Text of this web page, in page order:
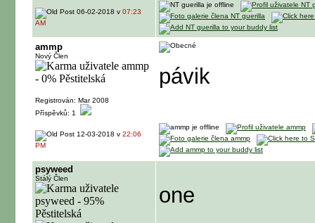
06-02-2018 v 07:23
AM
ammp
Nový Člen
Registrován: Mar 2008
Příspěvků: 1
pávik
12-03-2018 v 22:06
PM
psyweed
Stálý Člen
one